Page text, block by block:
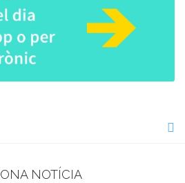
NOTÍCIA